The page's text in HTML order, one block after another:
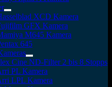
XCD Kamera
GFX Kamera
M645 Kamera
645
Cine ND-Filter 2 bis 8 Stopps
PL Kamera
LPL Kamera